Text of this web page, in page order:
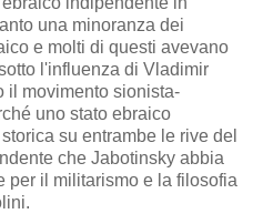
una minoranza dei
e molti di questi avevano
l'influenza di Vladimir
il movimento sionista-
uno stato ebraico
su entrambe le rive del
che Jabotinsky abbia
per il militarismo e la filosofia